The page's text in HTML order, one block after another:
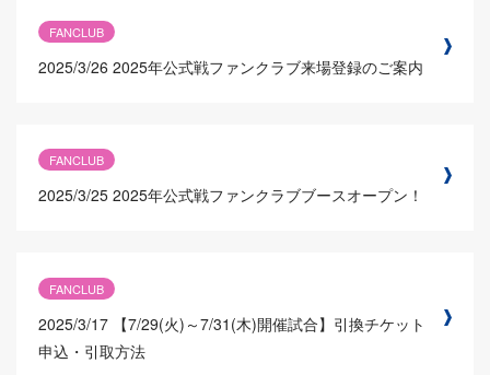
FANCLUB
2025/3/26 2025年公式戦ファンクラブ来場登録のご案内
FANCLUB
2025/3/25 2025年公式戦ファンクラブブースオープン！
FANCLUB
2025/3/17 【7/29(火)～7/31(木)開催試合】引換チケット
申込・引取方法